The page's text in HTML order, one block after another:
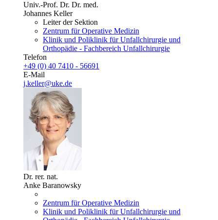
Univ.-Prof. Dr. Dr. med.
Johannes Keller
Leiter der Sektion
Zentrum für Operative Medizin
Klinik und Poliklinik für Unfallchirurgie und
Orthopädie - Fachbereich Unfallchirurgie
Telefon
+49 (0) 40 7410 - 56691
E-Mail
j.keller@uke.de
Dr. rer. nat.
Anke Baranowsky
Zentrum für Operative Medizin
Klinik und Poliklinik für Unfallchirurgie und